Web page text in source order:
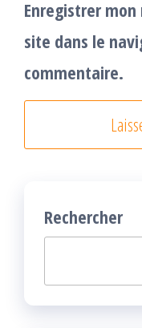
Enregistrer
site dans le
commentaire.
Rechercher